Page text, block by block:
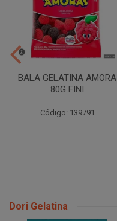
BALA GELATINA AMORA
80G FINI
Código: 139791
Dori Gelatina